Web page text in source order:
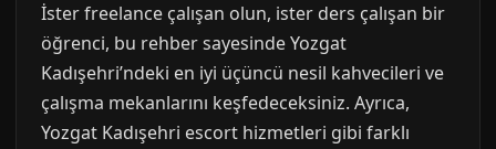
İster freelance çalışan olun, ister ders çalışan bir
öğrenci, bu rehber sayesinde Yozgat
Kadışehri’ndeki en iyi üçüncü nesil kahvecileri ve
çalışma mekanlarını keşfedeceksiniz. Ayrıca,
Yozgat Kadışehri escort hizmetleri gibi farklı